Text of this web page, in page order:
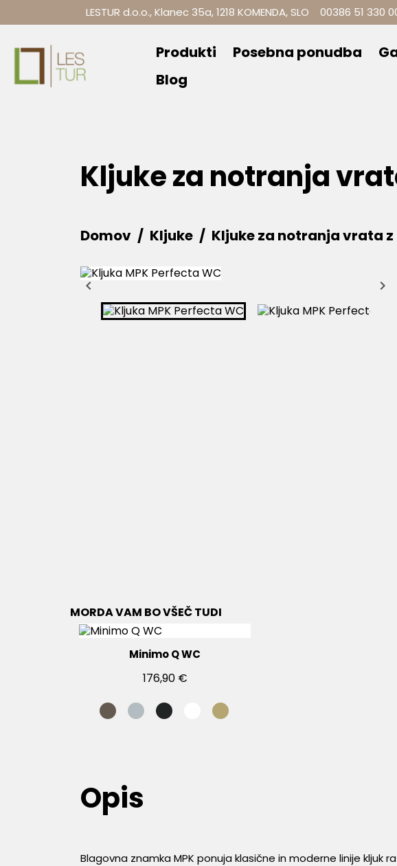
LESTUR d.o.o., Klanec 35a, 1218 KOMENDA, SLO 00386 51 330
Produkti Posebna ponudba
Blog
Kljuke za notranja
Domov Kljuke Kljuke za notranja vrata
 
MORDA VAM BO VŠEČ TUDI
Minimo Q WC
176,90 €
Opis
Blagovna znamka MPK ponuja klasične in moderne linije kljuk